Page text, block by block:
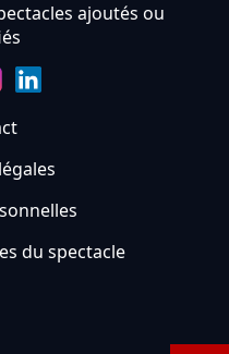
ajoutés ou
du spectacle